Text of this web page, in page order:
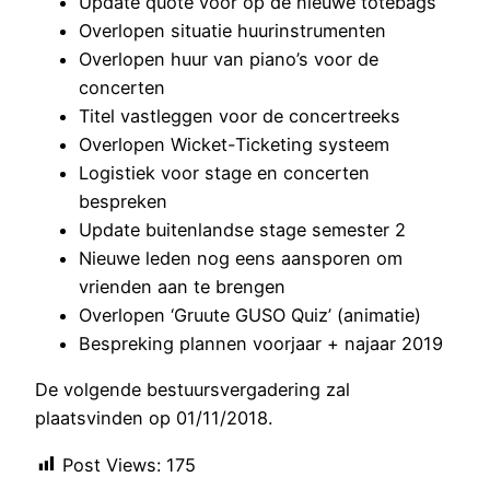
Overlopen situatie huurinstrumenten
Overlopen huur van piano’s voor de
concerten
Titel vastleggen voor de concertreeks
Overlopen Wicket-Ticketing systeem
Logistiek voor stage en concerten
bespreken
Update buitenlandse stage semester 2
Nieuwe leden nog eens aansporen om
vrienden aan te brengen
Overlopen ‘Gruute GUSO Quiz’ (animatie)
Bespreking plannen voorjaar + najaar 2019
De volgende bestuursvergadering zal
plaatsvinden op 01/11/2018.
Post Views: 175